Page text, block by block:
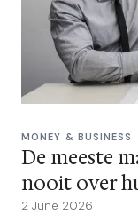
MONEY & BUSINESS
De meeste
nooit over
2 June 2026